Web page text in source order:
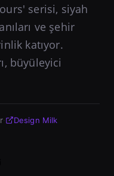
serisi, siyah
ve şehir
katıyor.
büyüleyici
· Design Milk